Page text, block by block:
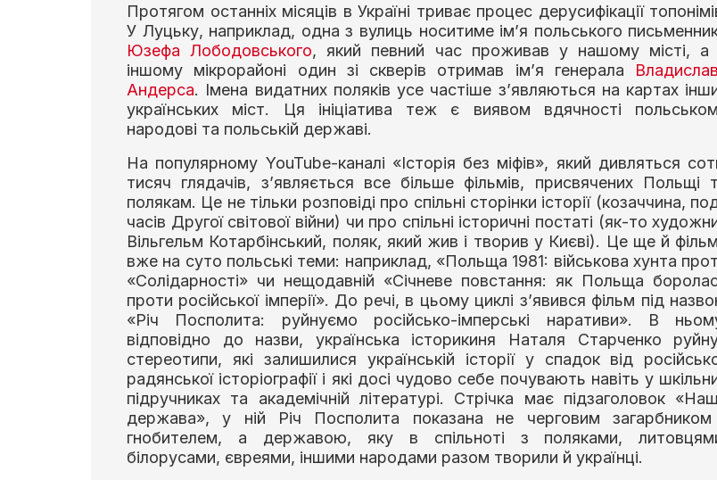
Протягом останніх місяців в Україні триває процес дерусифікації
У Луцьку, наприклад, одна з вулиць носитиме ім’я польського
Юзефа Лободовського, який певний час проживав у нашому місті, а
іншому мікрорайоні один зі скверів отримав ім’я генерала
Андерса. Імена видатних поляків усе частіше з’являються на картах
українських міст. Ця ініціатива теж є виявом вдячності
народові та польській державі.
На популярному YouTube-каналі «Історія без міфів», який дивляться
тисяч глядачів, з’являється все більше фільмів, присвячених Польщі
полякам. Це не тільки розповіді про спільні сторінки історії (козаччина,
часів Другої світової війни) чи про спільні історичні постаті (як-то
Вільгельм Котарбінський, поляк, який жив і творив у Києві). Це ще й
вже на суто польські теми: наприклад, «Польща 1981: військова хунта
«Солідарності» чи нещодавній «Січневе повстання: як Польща
проти російської імперії». До речі, в цьому циклі з’явився фільм під
«Річ Посполита: руйнуємо російсько-імперські наративи». В
відповідно до назви, українська історикиня Наталя Старченко
стереотипи, які залишилися українській історії у спадок від
радянської історіографії і які досі чудово себе почувають навіть у
підручниках та академічній літературі. Стрічка має підзаголовок
держава», у ній Річ Посполита показана не черговим загарбником
гнобителем, а державою, яку в спільноті з поляками,
білорусами, євреями, іншими народами разом творили й українці.